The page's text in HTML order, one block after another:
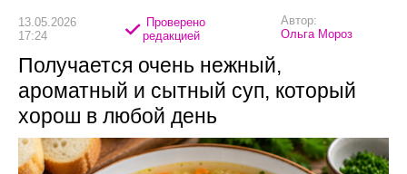
13.05.2026
17:24
Проверено
редакцией
Автор:
Ольга Мороз
Получается очень нежный,
ароматный и сытный суп, который
хорош в любой день